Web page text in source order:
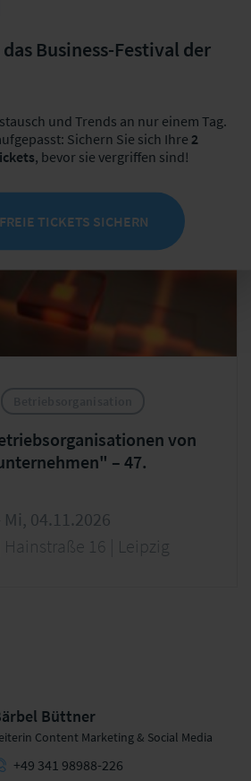
Fr, 09.10.2026
von
– 47.
04.11.2026
Hainstraße 16 | Leipzig
Büttner
Content Marketing & Social Media
+49 341 98988-226
Business-Festival der
und Trends an nur einem Tag.
Sichern Sie sich Ihre 2
, bevor sie vergriffen sind!
TICKETS SICHERN